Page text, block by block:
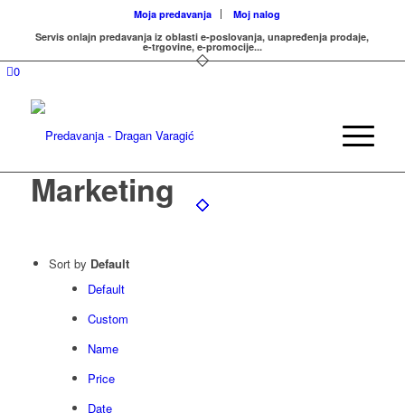
Moja predavanja
Moj nalog
Servis onlajn predavanja iz oblasti e-poslovanja, unapređenja prodaje,
e-trgovine, e-promocije...
0
Marketing
Sort by Default
Default
Custom
Name
Price
Date